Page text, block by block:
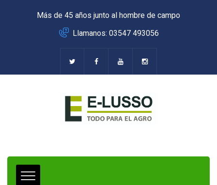
Más de 45 años junto al hombre de campo
Llamanos: 03547 493056